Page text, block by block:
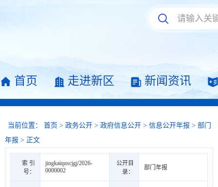
首页 走进新区 新闻资讯
当前位置： 首页 > 政务公开 > 政府信息公开 > 信息公开年报 > 部门
年报 > 正文
索 引
号：
jingkaiquscjgj/2026-
0000002
公开目
录：
部门年报